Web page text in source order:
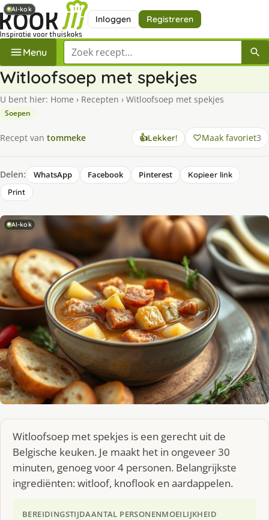
Inloggen Registreren
Menu Zoek een recept
Witloofsoep met spekjes
U bent hier: Home › Recepten › Witloofsoep met spekjes
Soepen
Recept van tommeke 👍Lekker! Maak favoriet3
Delen: WhatsApp Facebook Pinterest
Kopieer link
Print
AI-kok
Witloofsoep met spekjes is een gerecht uit de
Belgische keuken. Je maakt het in ongeveer 30
minuten, genoeg voor 4 personen. Belangrijkste
ingrediënten: witloof, knoflook en aardappelen.
BEREIDINGSTIJDAANTAL PERSONENMOEILIJKHEID
AI-kok
AI-kok